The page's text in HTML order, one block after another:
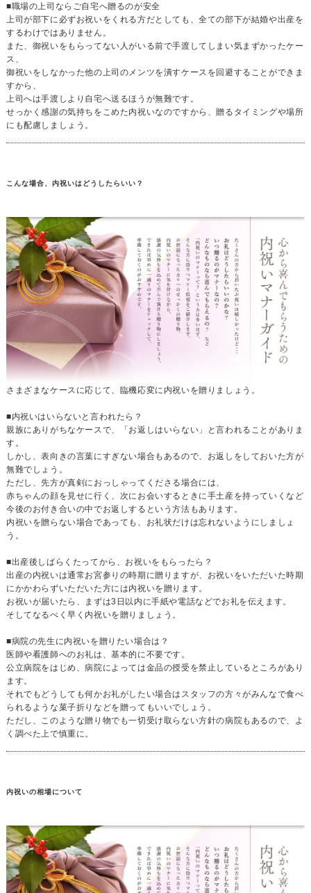
■職場の上司ならご自宅へ贈るのが安全
上司が部下に必ずお祝いをくれる方だとしても、全ての部下が結婚や出産を
するわけではありません。
また、御祝いをもらってない人がいる前で手渡してしまい気まずかったケー
ス、
御祝いをしなかった他の上司のメンツを潰すケースを回避することができま
すから、
上司へは手渡しより自宅へ送るほうが無難です。
せっかく感謝の気持ちをこめた内祝いなのですから、贈るタイミングや場所
にも配慮しましょう。
こんな場合、内祝いはどうしたらいい？
さまざまなケースに応じて、臨機応変に内祝いを贈りましょう。
■内祝いはいらないと言われたら？
親族にありがちなケースで、「お返しはいらない」と言われることがありま
す。
しかし、表向きの言葉にすぎない場合もあるので、お返しをしておいた方が
無難でしょう。
ただし、先方が真剣におっしゃってくださる場合には、
赤ちゃんの顔を見せに行く、次にお会いするときに手土産を持っていくなど
今後のお付き合いの中でお返しするという方法もあります。
内祝いを贈らない場合であっても、お礼状だけは忘れないようにしましょ
う。
■出産後しばらくたってから、お祝いをもらったら？
出産の内祝いは通常お宮参りの時期に贈りますが、お祝いをいただいた時期
にかかわらずいただいた方には内祝いを贈ります。
お祝いが届いたら、まずは3日以内に手紙や電話などでお礼を伝えます。
そしてなるべく早く内祝いを贈りましょう。
■病院の先生に内祝いを贈りたい場合は？
医師や看護師へのお礼は、基本的に不要です。
公立病院をはじめ、病院によっては金品の授受を禁止しているところがあり
ます。
それでもどうしても何かお礼がしたい場合はスタッフの方々がみんなで食べ
られるような菓子折りなどを贈ってもいいでしょう。
ただし、このような贈り物でも一切受け取らない方針の病院もあるので、よ
く調べた上で慎重に。
内祝いの相場について